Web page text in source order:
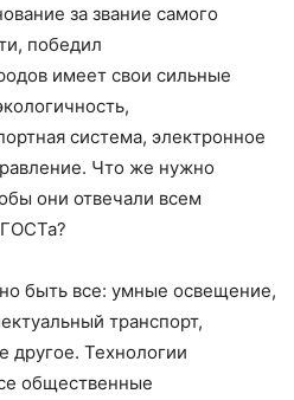
за звание самого
победил
имеет свои сильные
система, электронное
Что же нужно
они отвечали всем
быть все: умные освещение,
транспорт,
другое. Технологии
общественные